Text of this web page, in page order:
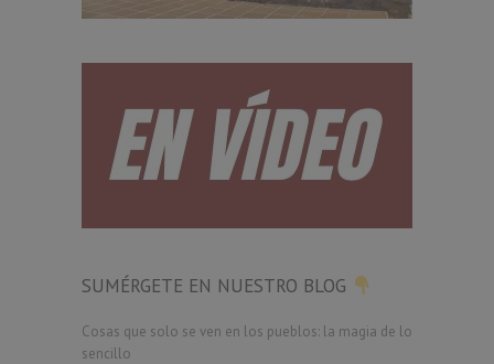
SUMÉRGETE EN NUESTRO BLOG
Cosas que solo se ven en los pueblos: la magia de lo
sencillo